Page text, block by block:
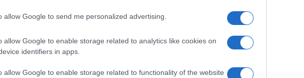
allow Google to send me personalized advertising.
allow Google to enable storage related to analytics like cookies on
identifiers in apps.
allow Google to enable storage related to functionality of the website
továbbra is legitim befolyási övezetének tekinti a volt
Közép-Ázsiáig – ez az elképzelés számos ilyen ország és
ellenállást vált ki.